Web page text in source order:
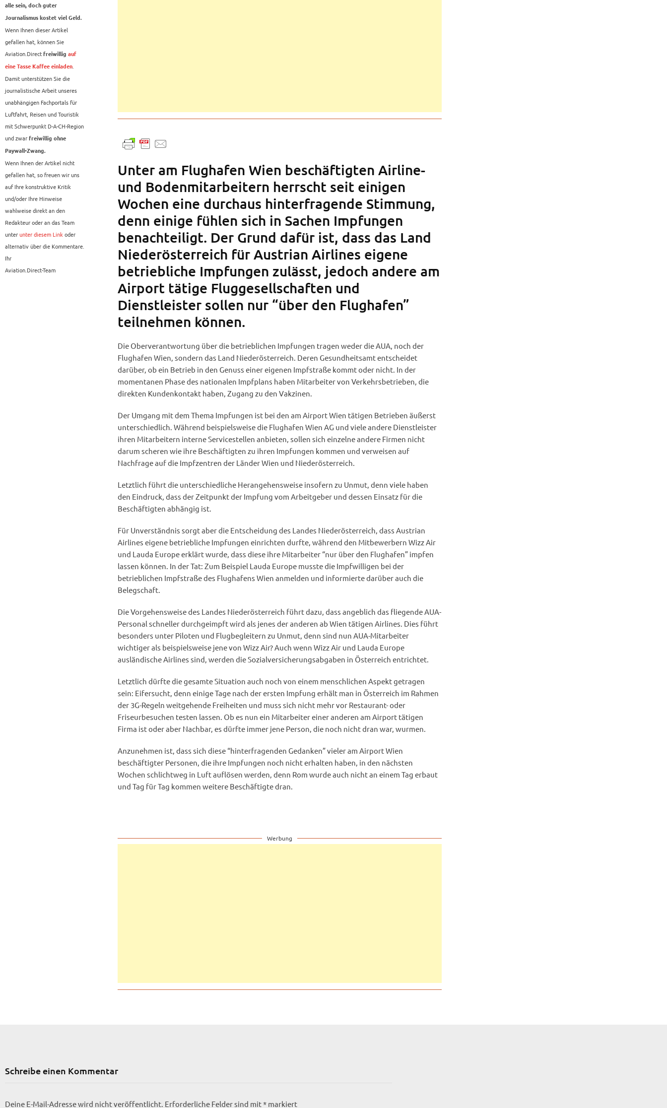
alle sein, doch guter
Journalismus kostet viel Geld.
Wenn Ihnen dieser Artikel
gefallen hat, können Sie
Aviation.Direct freiwillig auf
eine Tasse Kaffee einladen.
Damit unterstützen Sie die
journalistische Arbeit unseres
unabhängigen Fachportals für
Luftfahrt, Reisen und Touristik
mit Schwerpunkt D-A-CH-Region
und zwar freiwillig ohne
Paywall-Zwang.
Wenn Ihnen der Artikel nicht
gefallen hat, so freuen wir uns
auf Ihre konstruktive Kritik
und/oder Ihre Hinweise
wahlweise direkt an den
Redakteur oder an das Team
unterunter diesem Linkoder
alternativ über die Kommentare.
Ihr
Aviation.Direct-Team
Unter am Flughafen Wien beschäftigten Airline-
und Bodenmitarbeitern herrscht seit einigen
Wochen eine durchaus hinterfragende Stimmung,
denn einige fühlen sich in Sachen Impfungen
benachteiligt. Der Grund dafür ist, dass das Land
Niederösterreich für Austrian Airlines eigene
betriebliche Impfungen zulässt, jedoch andere am
Airport tätige Fluggesellschaften und
Dienstleister sollen nur “über den Flughafen”
teilnehmen können.
Die Oberverantwortung über die betrieblichen Impfungen tragen weder die AUA, noch der
Flughafen Wien, sondern das Land Niederösterreich. Deren Gesundheitsamt entscheidet
darüber, ob ein Betrieb in den Genuss einer eigenen Impfstraße kommt oder nicht. In der
momentanen Phase des nationalen Impfplans haben Mitarbeiter von Verkehrsbetrieben, die
direkten Kundenkontakt haben, Zugang zu den Vakzinen.
Der Umgang mit dem Thema Impfungen ist bei den am Airport Wien tätigen Betrieben äußerst
unterschiedlich. Während beispielsweise die Flughafen Wien AG und viele andere Dienstleister
ihren Mitarbeitern interne Servicestellen anbieten, sollen sich einzelne andere Firmen nicht
darum scheren wie ihre Beschäftigten zu ihren Impfungen kommen und verweisen auf
Nachfrage auf die Impfzentren der Länder Wien und Niederösterreich.
Letztlich führt die unterschiedliche Herangehensweise insofern zu Unmut, denn viele haben
den Eindruck, dass der Zeitpunkt der Impfung vom Arbeitgeber und dessen Einsatz für die
Beschäftigten abhängig ist.
Für Unverständnis sorgt aber die Entscheidung des Landes Niederösterreich, dass Austrian
Airlines eigene betriebliche Impfungen einrichten durfte, während den Mitbewerbern Wizz Air
und Lauda Europe erklärt wurde, dass diese ihre Mitarbeiter “nur über den Flughafen” impfen
lassen können. In der Tat: Zum Beispiel Lauda Europe musste die Impfwilligen bei der
betrieblichen Impfstraße des Flughafens Wien anmelden und informierte darüber auch die
Belegschaft.
Die Vorgehensweise des Landes Niederösterreich führt dazu, dass angeblich das fliegende AUA-
Personal schneller durchgeimpft wird als jenes der anderen ab Wien tätigen Airlines. Dies führt
besonders unter Piloten und Flugbegleitern zu Unmut, denn sind nun AUA-Mitarbeiter
wichtiger als beispielsweise jene von Wizz Air? Auch wenn Wizz Air und Lauda Europe
ausländische Airlines sind, werden die Sozialversicherungsabgaben in Österreich entrichtet.
Letztlich dürfte die gesamte Situation auch noch von einem menschlichen Aspekt getragen
sein: Eifersucht, denn einige Tage nach der ersten Impfung erhält man in Österreich im Rahmen
der 3G-Regeln weitgehende Freiheiten und muss sich nicht mehr vor Restaurant- oder
Friseurbesuchen testen lassen. Ob es nun ein Mitarbeiter einer anderen am Airport tätigen
Firma ist oder aber Nachbar, es dürfte immer jene Person, die noch nicht dran war, wurmen.
Anzunehmen ist, dass sich diese “hinterfragenden Gedanken” vieler am Airport Wien
beschäftigter Personen, die ihre Impfungen noch nicht erhalten haben, in den nächsten
Wochen schlichtweg in Luft auflösen werden, denn Rom wurde auch nicht an einem Tag erbaut
und Tag für Tag kommen weitere Beschäftigte dran.
Werbung
Schreibe einen Kommentar
Deine E-Mail-Adresse wird nicht veröffentlicht. Erforderliche Felder sind mit* markiert